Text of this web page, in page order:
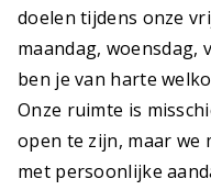
doelen tijdens onze
maandag, woensdag,
ben je van harte
Onze ruimte is
open te zijn, maar we
met persoonlijke